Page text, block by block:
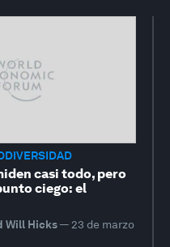
casi todo, pero
ciego: el
Will Hicks— 23 de marzo